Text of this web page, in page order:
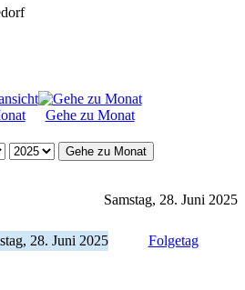
Gehe zu Monat
Gehe zu Monat
Samstag, 28. Juni 2025
28. Juni 2025 Folgetag